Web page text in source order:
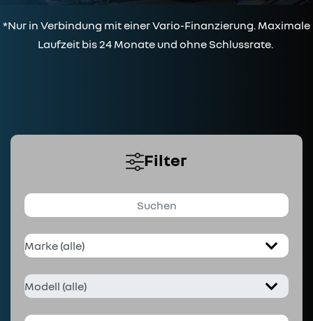
*Nur in Verbindung mit einer Vario-Finanzierung. Maximale
Laufzeit bis 24 Monate und ohne Schlussrate.
Filter